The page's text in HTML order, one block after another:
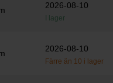
2026-08-10
I lager
2026-08-10
Färre än 10 i lager